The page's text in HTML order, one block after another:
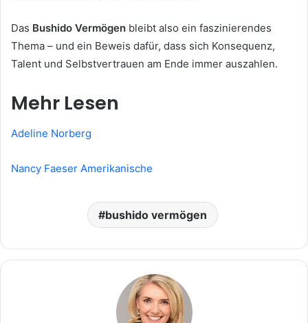
Das Bushido Vermögen bleibt also ein faszinierendes
Thema – und ein Beweis dafür, dass sich Konsequenz,
Talent und Selbstvertrauen am Ende immer auszahlen.
Mehr Lesen
Adeline Norberg
Nancy Faeser Amerikanische
bushido vermögen